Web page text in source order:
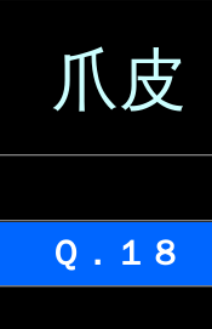
爪皮
Ｑ．１８